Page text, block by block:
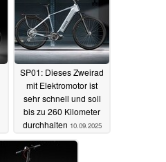
SP01: Dieses Zweirad
mit Elektromotor ist
sehr schnell und soll
bis zu 260 Kilometer
durchhalten 10.09.2025